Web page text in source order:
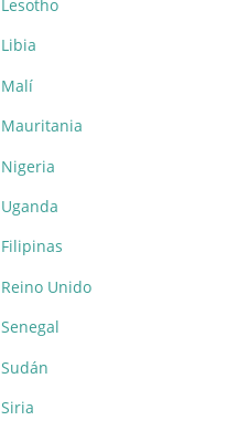
Lesotho
Libia
Malí
Mauritania
Nigeria
Uganda
Filipinas
Reino Unido
Senegal
Sudán
Siria